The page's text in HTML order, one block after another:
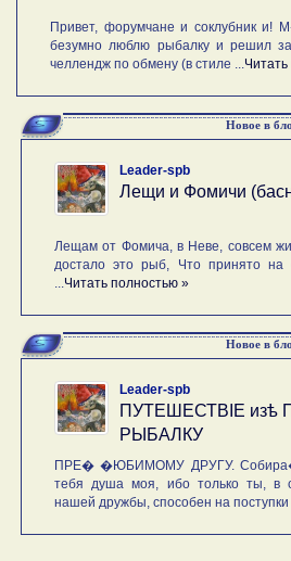
Привет, форумчане и соклубник
безумно люблю рыбалку и решил
челлендж по обмену (в стиле ...
Новое в
Leader-spb
Лещи и Фомичи
Лещам от Фомича, в Неве, совсем
достало это рыб, Что принято на
Читать полностью »
Новое в
Leader-spb
ПУТЕШЕСТВIE изѣ
РЫБАЛКУ
ПРЕ� �ЮБИМОМУ ДРУГУ. Собира�
тебя душа моя, ибо только ты, в
нашей дружбы, способен на поступки